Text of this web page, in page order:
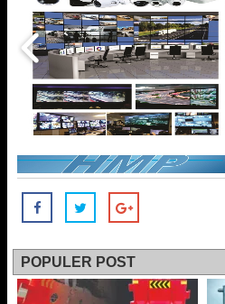
POPULER POST